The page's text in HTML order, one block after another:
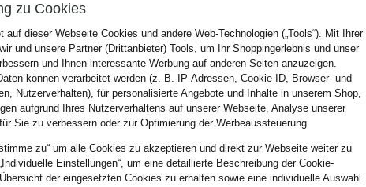
zu Cookies
auf dieser Webseite Cookies und andere Web-Technologien („Tools“). Mit Ihrer
und unsere Partner (Drittanbieter) Tools, um Ihr Shoppingerlebnis und unser
und Ihnen interessante Werbung auf anderen Seiten anzuzeigen.
können verarbeitet werden (z. B. IP-Adressen, Cookie-ID, Browser- und
Nutzerverhalten), für personalisierte Angebote und Inhalte in unserem Shop,
aufgrund Ihres Nutzerverhaltens auf unserer Webseite, Analyse unserer
Sie zu verbessern oder zur Optimierung der Werbeaussteuerung.
zu“ um alle Cookies zu akzeptieren und direkt zur Webseite weiter zu
Einstellungen“, um eine detaillierte Beschreibung der Cookie-
der eingesetzten Cookies zu erhalten sowie eine individuelle Auswahl